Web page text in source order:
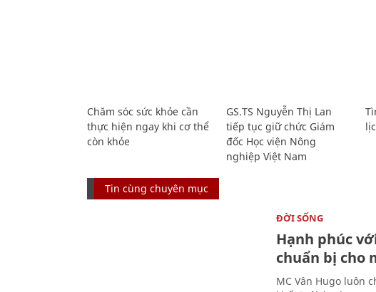
Chăm sóc sức khỏe cần
thực hiện ngay khi cơ thể
còn khỏe
GS.TS Nguyễn Thị Lan
tiếp tục giữ chức Giám
đốc Học viện Nông
nghiệp Việt Nam
Tin cùng chuyên mục
ĐỜI SỐNG
Hạnh phúc
chuẩn bị cho
MC Vân Hugo luôn